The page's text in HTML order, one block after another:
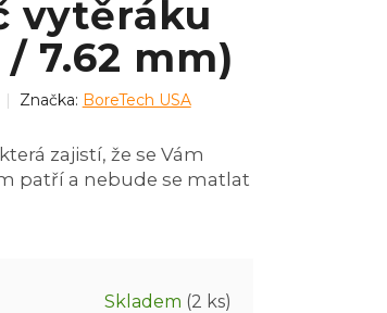
vytěráku
/ 7.62 mm)
Značka: BoreTech USA
Skladem (2 ks)
zajistí, že se Vám
patří a nebude se matlat